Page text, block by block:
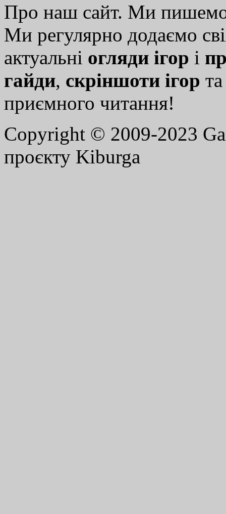
Про наш сайт. Ми
Ми регулярно додаємо
актуальні огляди ігор і
гайди, скріншоти ігор
приємного читання!
Copyright © 2009-2023
проєкту Kiburga